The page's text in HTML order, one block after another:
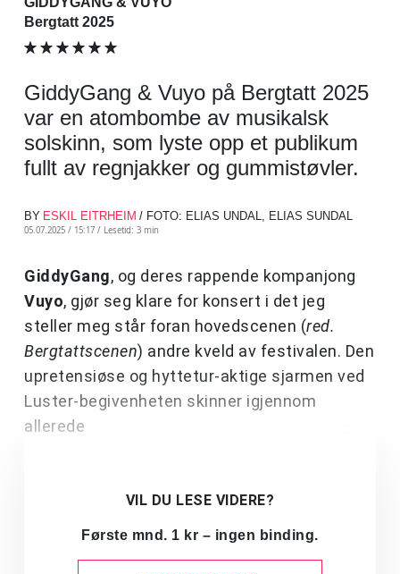
Bergtatt 2025
GiddyGang & Vuyo på Bergtatt 2025
var en atombombe av musikalsk
solskinn, som lyste opp et publikum
fullt av regnjakker og gummistøvler.
BY ESKIL EITRHEIM / FOTO: ELIAS UNDAL, ELIAS SUNDAL
05.07.2025 / 15:17 / Lesetid: 3 min
GiddyGang, og deres rappende kompanjong
Vuyo, gjør seg klare for konsert i det jeg
steller meg står foran hovedscenen (red.
Bergtattscenen) andre kveld av festivalen. Den
upretensiøse og hyttetur-aktige sjarmen ved
Luster-begivenheten skinner igjennom
allerede
VIL DU LESE VIDERE?
Første mnd. 1 kr – ingen binding.